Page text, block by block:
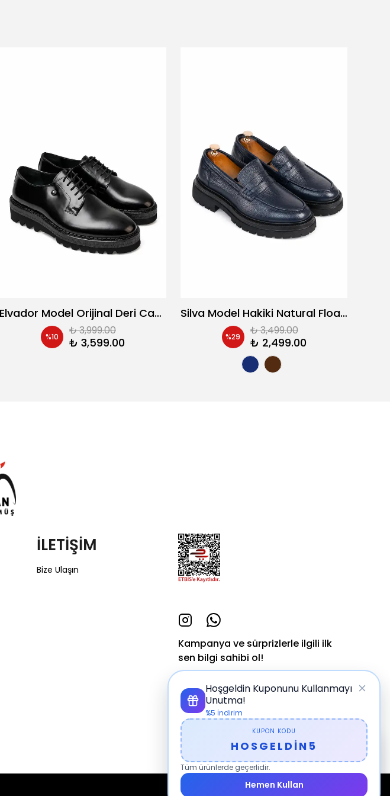
Elvador Model Orijinal Deri Casual Ayakkabı
%10 ₺ 3,999.00
₺ 3,599.00
Silva Model Hakiki Natural Floater Deri Casual Ayakkabı
%29 ₺ 3,499.00
₺ 2,499.00
İLETİŞİM
Bize Ulaşın
Kampanya ve sürprizlerle ilgili ilk
sen bilgi sahibi ol!
Şu Anda 23 Kişi Sitede
5 kişinin sepetinde ürünler
bekliyor
Hoşgeldin Kuponunu Kullanmayı
Unutma!
%5 İndirim
KUPON KODU
HOSGELDİN5
Tüm ürünlerde geçerlidir.
Hemen Kullan